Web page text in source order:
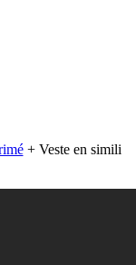
+ Veste en simili